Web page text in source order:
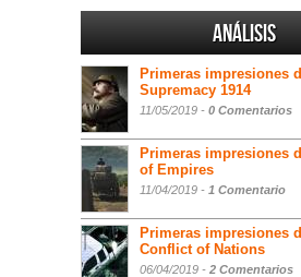
Análisis
Primeras impresiones
Supremacy 1914
11/05/2019 - 0 Comentarios
Primeras impresiones
of Empires
11/04/2019 - 1 Comentario
Primeras impresiones
Conflict of Nations
06/04/2019 - 2 Comentarios